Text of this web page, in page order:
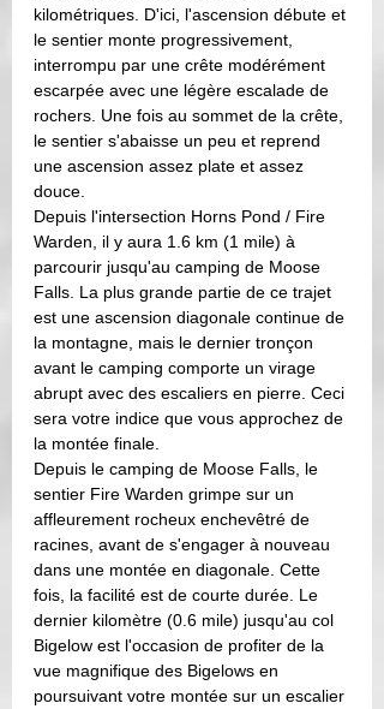
kilométriques. D'ici, l'ascension débute et
le sentier monte progressivement,
interrompu par une crête modérément
escarpée avec une légère escalade de
rochers. Une fois au sommet de la crête,
le sentier s'abaisse un peu et reprend
une ascension assez plate et assez
douce.
Depuis l'intersection Horns Pond / Fire
Warden, il y aura 1.6 km (1 mile) à
parcourir jusqu'au camping de Moose
Falls. La plus grande partie de ce trajet
est une ascension diagonale continue de
la montagne, mais le dernier tronçon
avant le camping comporte un virage
abrupt avec des escaliers en pierre. Ceci
sera votre indice que vous approchez de
la montée finale.
Depuis le camping de Moose Falls, le
sentier Fire Warden grimpe sur un
affleurement rocheux enchevêtré de
racines, avant de s'engager à nouveau
dans une montée en diagonale. Cette
fois, la facilité est de courte durée. Le
dernier kilomètre (0.6 mile) jusqu'au col
Bigelow est l'occasion de profiter de la
vue magnifique des Bigelows en
poursuivant votre montée sur un escalier